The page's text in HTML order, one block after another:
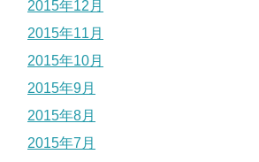
2015年12月
2015年11月
2015年10月
2015年9月
2015年8月
2015年7月